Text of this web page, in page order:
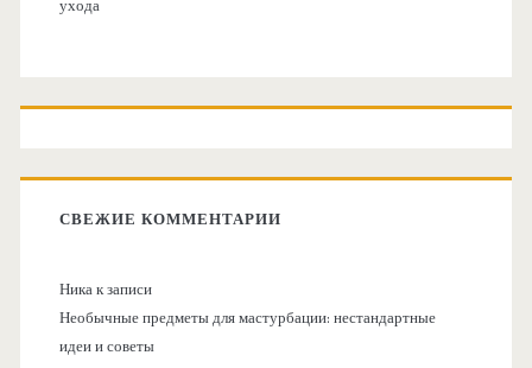
ухода
СВЕЖИЕ КОММЕНТАРИИ
Никак записи
Необычные предметы для мастурбации: нестандартные
идеи и советы